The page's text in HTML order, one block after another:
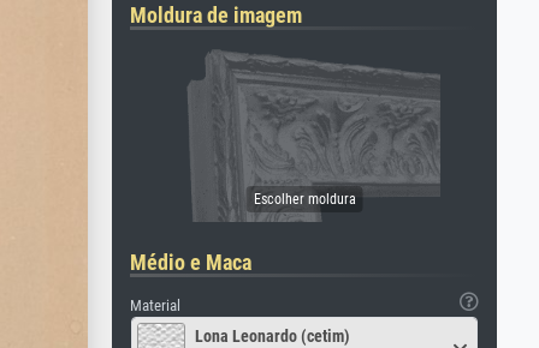
Moldura de imagem
Médio e Maca
Material
Lona Leonardo (cetim)